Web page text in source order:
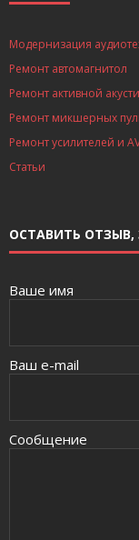
Модернизация
Ремонт автомагнитол
Ремонт активной
Ремонт микшерных
Ремонт усилителей и
Статьи
ОСТАВИТЬ
Ваше имя
Ваш e-mail
Сообщение